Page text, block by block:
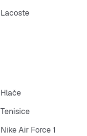
Lacoste
Hlače
Tenisice
Nike Air Force 1